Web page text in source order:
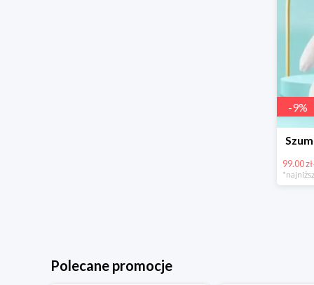
-9%
99.00 zł
Polecane promocje